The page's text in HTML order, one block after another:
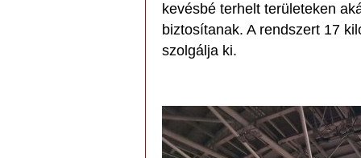
kevésbé terhelt területeken
biztosítanak. A rendszert 17
szolgálja ki.